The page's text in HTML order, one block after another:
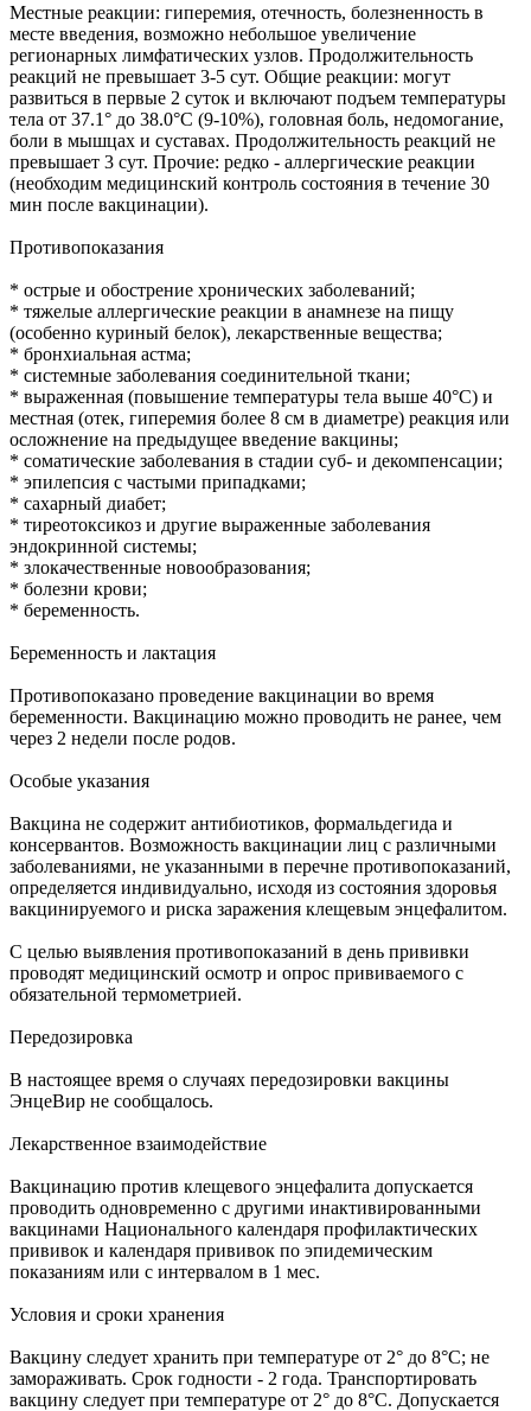
Местные реакции: гиперемия, отечность, болезненность в
месте введения, возможно небольшое увеличение
регионарных лимфатических узлов. Продолжительность
реакций не превышает 3-5 сут. Общие реакции: могут
развиться в первые 2 суток и включают подъем температуры
тела от 37.1° до 38.0°C (9-10%), головная боль, недомогание,
боли в мышцах и суставах. Продолжительность реакций не
превышает 3 сут. Прочие: редко - аллергические реакции
(необходим медицинский контроль состояния в течение 30
мин после вакцинации).
Противопоказания
* острые и обострение хронических заболеваний;
* тяжелые аллергические реакции в анамнезе на пищу
(особенно куриный белок), лекарственные вещества;
* бронхиальная астма;
* системные заболевания соединительной ткани;
* выраженная (повышение температуры тела выше 40°C) и
местная (отек, гиперемия более 8 см в диаметре) реакция или
осложнение на предыдущее введение вакцины;
* соматические заболевания в стадии суб- и декомпенсации;
* эпилепсия с частыми припадками;
* сахарный диабет;
* тиреотоксикоз и другие выраженные заболевания
эндокринной системы;
* злокачественные новообразования;
* болезни крови;
* беременность.
Беременность и лактация
Противопоказано проведение вакцинации во время
беременности. Вакцинацию можно проводить не ранее, чем
через 2 недели после родов.
Особые указания
Вакцина не содержит антибиотиков, формальдегида и
консервантов. Возможность вакцинации лиц с различными
заболеваниями, не указанными в перечне противопоказаний,
определяется индивидуально, исходя из состояния здоровья
вакцинируемого и риска заражения клещевым энцефалитом.
С целью выявления противопоказаний в день прививки
проводят медицинский осмотр и опрос прививаемого с
обязательной термометрией.
Передозировка
В настоящее время о случаях передозировки вакцины
ЭнцеВир не сообщалось.
Лекарственное взаимодействие
Вакцинацию против клещевого энцефалита допускается
проводить одновременно с другими инактивированными
вакцинами Национального календаря профилактических
прививок и календаря прививок по эпидемическим
показаниям или с интервалом в 1 мес.
Условия и сроки хранения
Вакцину следует хранить при температуре от 2° до 8°C; не
замораживать. Срок годности - 2 года. Транспортировать
вакцину следует при температуре от 2° до 8°C. Допускается